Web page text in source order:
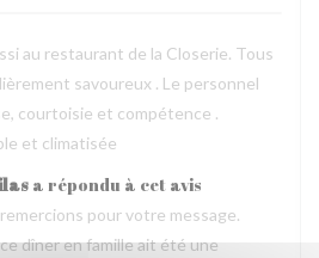
au restaurant de la Closerie. Tous
savoureux . Le personnel
courtoisie et compétence .
et climatisée
a répondu à cet avis
pour votre message.
dîner en famille ait été une